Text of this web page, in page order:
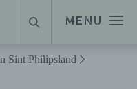
MENU
ZOEKEN
Sint Philipsland